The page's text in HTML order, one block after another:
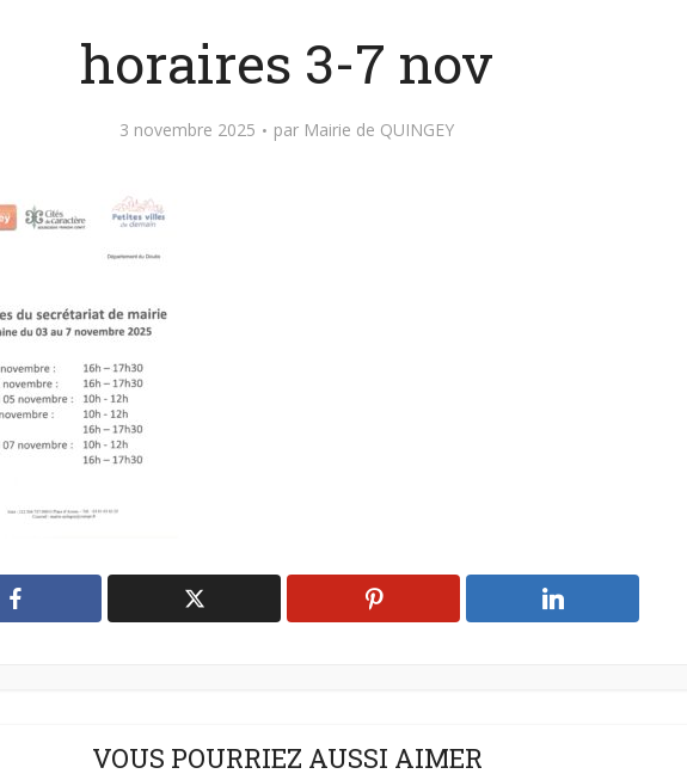
horaires 3-7 nov
3 novembre 2025 par Mairie de QUINGEY
VOUS POURRIEZ AUSSI AIMER